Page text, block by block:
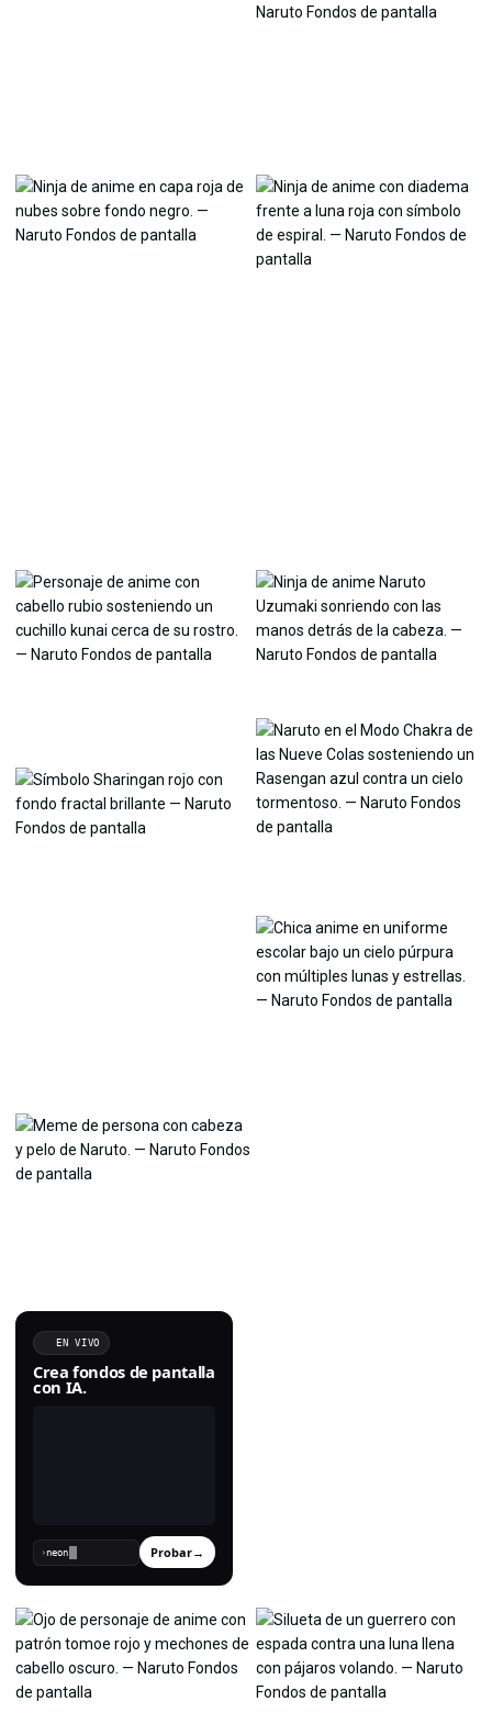
EN VIVO
Crea fondos de pantalla
con IA.
› Probar→